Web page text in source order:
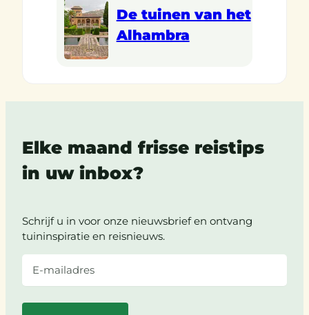
De tuinen van het
Alhambra
Elke maand frisse reistips
in uw inbox?
Schrijf u in voor onze nieuwsbrief en ontvang
tuininspiratie en reisnieuws.
E-
mailadres